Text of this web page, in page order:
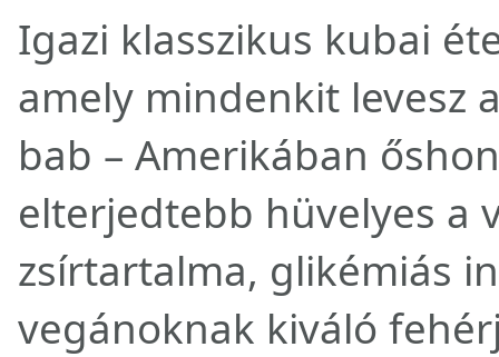
Igazi klasszikus kubai
amely mindenkit levesz
bab – Amerikában
elterjedtebb hüvelyes a
zsírtartalma, glikémiás
vegánoknak kiváló